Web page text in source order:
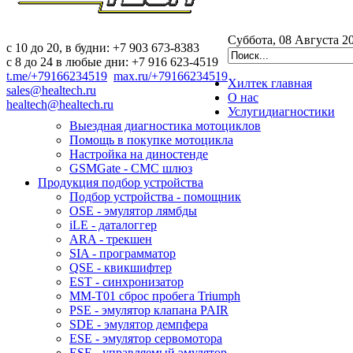
c 10 до 20, в будни: +7 903 673-8383
с 8 до 24 в любые дни: +7 916 623-4519
t.me/+79166234519 max.ru/+79166234519
sales@healtech.ru
healtech@healtech.ru
Суббота, 08 Августа
Хилтек главная
О нас
Услугидиагностики
Выездная диагностика мотоциклов
Помощь в покупке мотоцикла
Настройка на диностенде
GSMGate - СМС шлюз
Продукция подбор устройства
Подбор устройства - помощник
OSE - эмулятор лямбды
iLE - даталоггер
ARA - трекшен
SIA - программатор
QSE - квикшифтер
EST - синхронизатор
MM-T01 сброс пробега Triumph
PSE - эмулятор клапана PAIR
SDE - эмулятор демпфера
ESE - эмулятор сервомотора